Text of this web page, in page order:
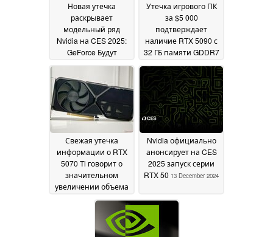
Новая утечка
раскрывает
модельный ряд
Nvidia на CES 2025:
GeForce Будут
показаны RTX 5090,
RTX 5080, RTX 5070
Ti и RTX 507017
December 2024
Утечка игрового ПК
за $5 000
подтверждает
наличие RTX 5090 с
32 ГБ памяти GDDR7
и RTX 5080 с 16 ГБ
памяти GDDR7
December 2024
Свежая утечка
информации о RTX
5070 Ti говорит о
значительном
увеличении объема
памяти и аномально
15
December 2024
Nvidia официально
анонсирует на CES
2025 запуск серии
RTX 50 13 December 2024